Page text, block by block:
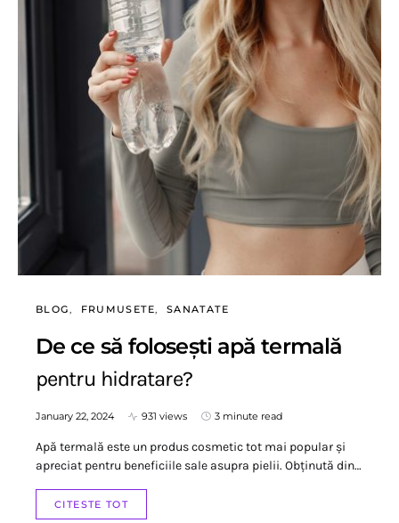
BLOG FRUMUSETE SANATATE
De ce să folosești apă termală
pentru hidratare?
January 22, 2024 931 views 3 minute read
Apă termală este un produs cosmetic tot mai popular și
apreciat pentru beneficiile sale asupra pielii. Obținută din…
CITESTE TOT